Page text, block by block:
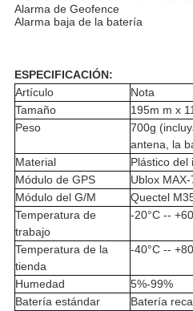
Alarma de Geofence
Alarma baja de la batería
ESPECIFICACIÓN:
Artículo
Nota
Tamaño
195m m x
Peso
700g
antena, la
Material
Plástico del
Módulo de GPS
Ublox MAX-
Módulo del G/M
Quectel
Temperatura de
trabajo
-20°C --
Temperatura de la
tienda
-40°C --
Humedad
5%-99%
Batería estándar
Batería